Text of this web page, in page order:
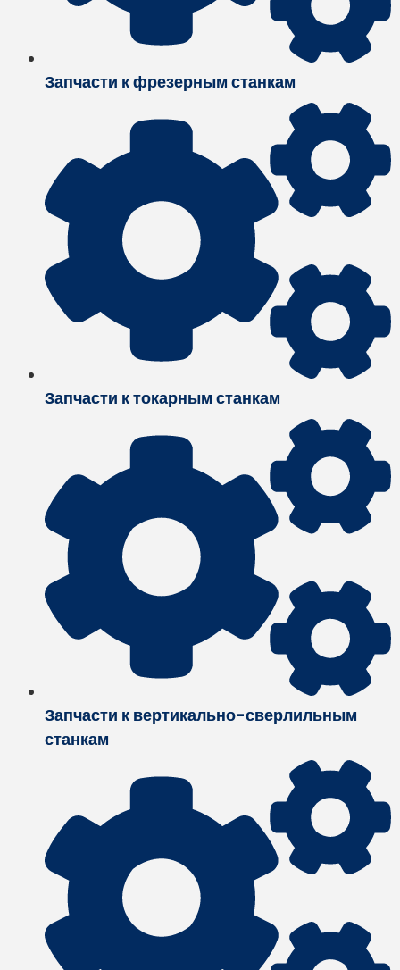
Запчасти к фрезерным станкам
Запчасти к токарным станкам
Запчасти к вертикально-сверлильным
станкам